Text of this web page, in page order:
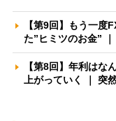
【第9回】もう一
た”ヒミツのお金”
【第8回】年利は
上がっていく ｜ 突